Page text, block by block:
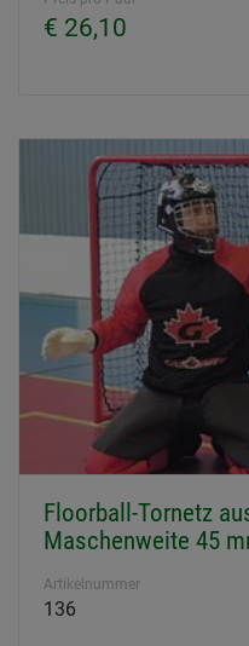
€ 26,10
Floorball-Tornetz
Maschenweite 45
Artikelnummer
136